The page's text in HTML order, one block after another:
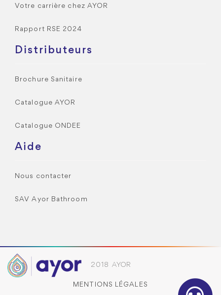
Votre carrière chez AYOR
Rapport RSE 2024
Distributeurs
Brochure Sanitaire
Catalogue AYOR
Catalogue ONDEE
Aide
Nous contacter
SAV Ayor Bathroom
2018 AYOR
MENTIONS LÉGALES